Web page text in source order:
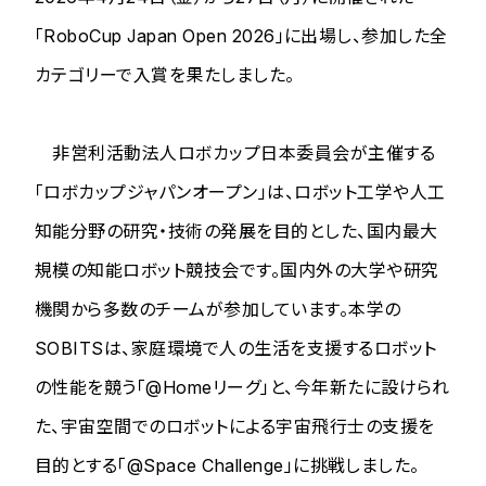
「RoboCup Japan Open 2026」に出場し、参加した全
カテゴリーで入賞を果たしました。
非営利活動法人ロボカップ日本委員会が主催する
「ロボカップジャパンオープン」は、ロボット工学や人工
知能分野の研究・技術の発展を目的とした、国内最大
規模の知能ロボット競技会です。国内外の大学や研究
機関から多数のチームが参加しています。本学の
SOBITSは、家庭環境で人の生活を支援するロボット
の性能を競う「@Homeリーグ」と、今年新たに設けられ
た、宇宙空間でのロボットによる宇宙飛行士の支援を
目的とする「@Space Challenge」に挑戦しました。